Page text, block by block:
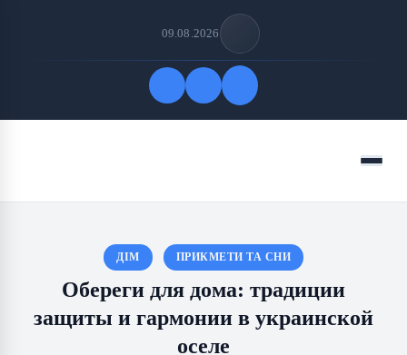
09.08.2026
Меню
ДІМ ПРИКМЕТИ ТА СНИ
Обереги для дома: традиции
защиты и гармонии в украинской
оселе